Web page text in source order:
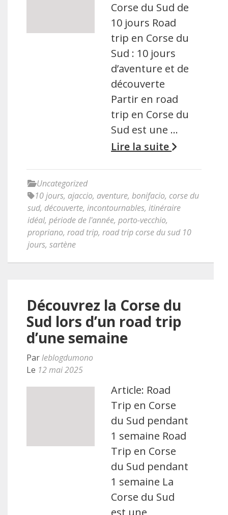
Corse du Sud de
10 jours Road
trip en Corse du
Sud : 10 jours
d’aventure et de
découverte
Partir en road
trip en Corse du
Sud est une …
Lire la suite
Uncategorized
10 jours, ajaccio, aventure, bonifacio, corse du
sud, découverte, incontournables, itinéraire
idéal, période de l'année, porto-vecchio,
propriano, road trip, road trip corse du sud 10
jours, sartène
Découvrez la Corse du
Sud lors d’un road trip
d’une semaine
Parleblogdumono
Le 12 mai 2025
Article: Road
Trip en Corse
du Sud pendant
1 semaine Road
Trip en Corse
du Sud pendant
1 semaine La
Corse du Sud
est une